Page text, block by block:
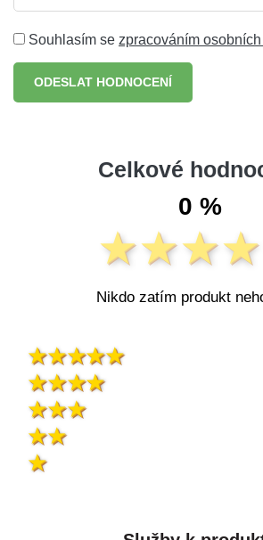
Souhlasím se zpracováním
ODESLAT HODNOCENÍ
Celkové
0 %
Nikdo zatím produkt